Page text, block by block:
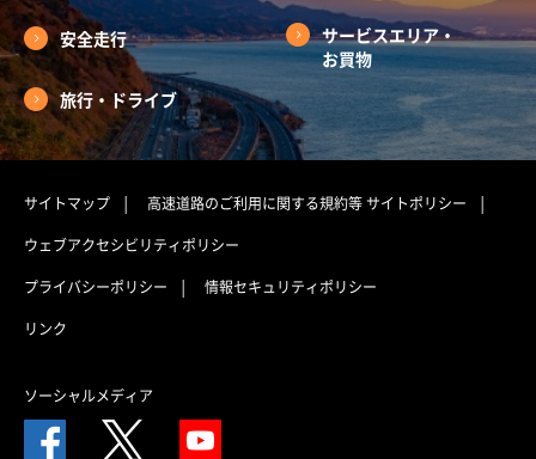
安全走行
サービスエリア・
お買物
旅行・ドライブ
サイトマップ 高速道路のご利用に関する規約等サイトポリシー
ウェブアクセシビリティポリシー
プライバシーポリシー
情報セキュリティポリシー
リンク
ソーシャルメディア